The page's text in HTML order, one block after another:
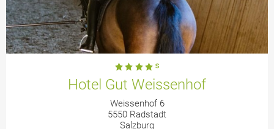
Hotel Gut Weissenhof
Weissenhof 6
5550 Radstadt
Salzburg